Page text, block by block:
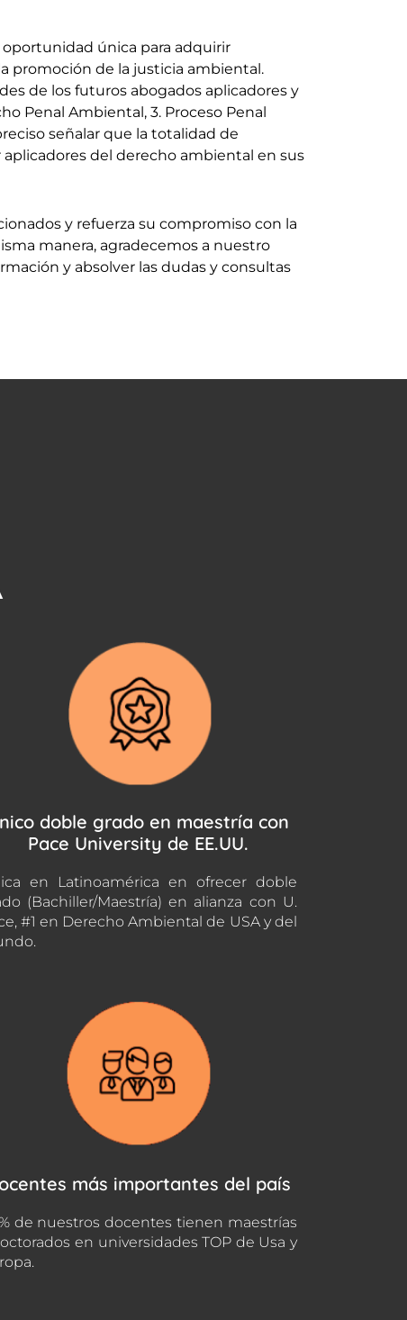
oportunidad única para adquirir
promoción de la justicia ambiental.
de los futuros abogados aplicadores y
Penal Ambiental, 3. Proceso Penal
señalar que la totalidad de
del derecho ambiental en sus
y refuerza su compromiso con la
manera, agradecemos a nuestro
y absolver las dudas y consultas
doble grado en maestría con
Pace University de EE.UU.
en Latinoamérica en ofrecer doble
(Bachiller/Maestría) en alianza con U.
#1 en Derecho Ambiental de USA y del
más importantes del país
de nuestros docentes tienen maestrías
en universidades TOP de Usa y